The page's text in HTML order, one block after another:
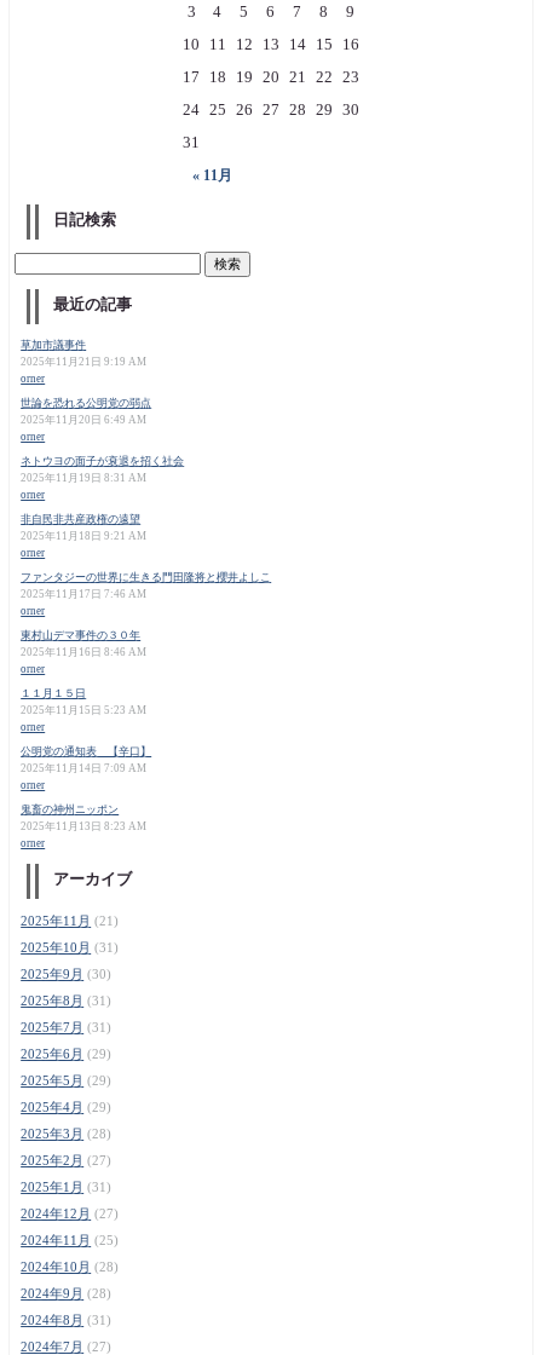
« 11月
3
4 5 6 7 8
9
10
11 12 13 14 15
16
17
18 19 20 21 22 23
24 25 26 27 28 29 30
31
日記検索
最近の記事
草加市議事件
2025年11月21日 9:19 AM
orner
世論を恐れる公明党の弱点
2025年11月20日 6:49 AM
orner
ネトウヨの面子が衰退を招く社会
2025年11月19日 8:31 AM
orner
非自民非共産政権の遠望
2025年11月18日 9:21 AM
orner
ファンタジーの世界に生きる門田隆将と櫻井よしこ
2025年11月17日 7:46 AM
orner
東村山デマ事件の３０年
2025年11月16日 8:46 AM
orner
１１月１５日
2025年11月15日 5:23 AM
orner
公明党の通知表 【辛口】
2025年11月14日 7:09 AM
orner
鬼畜の神州ニッポン
2025年11月13日 8:23 AM
orner
アーカイブ
2025年11月 (21)
2025年10月 (31)
2025年9月 (30)
2025年8月 (31)
2025年7月 (31)
2025年6月 (29)
2025年5月 (29)
2025年4月 (29)
2025年3月 (28)
2025年2月 (27)
2025年1月 (31)
2024年12月 (27)
2024年11月 (25)
2024年10月 (28)
2024年9月 (28)
2024年8月 (31)
2024年7月 (27)